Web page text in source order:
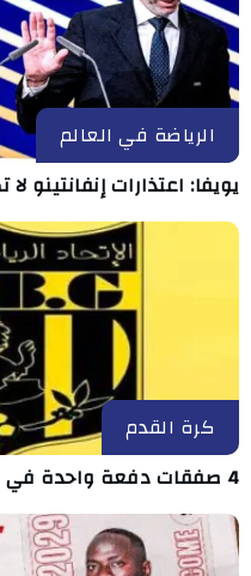
الرياضة في العالم
يويفا: اعتذارات إنفانتينو
كرة القدم
4 صفقات دفعة واحدة في اتحاد بن قردان